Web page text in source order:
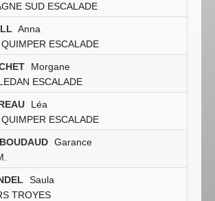
SUD ESCALADE
Anna
ESCALADE
Morgane
ESCALADE
Léa
ESCALADE
Garance
Saula
TROYES